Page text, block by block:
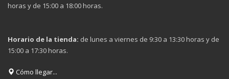
horas y de 15:00 a 18:00 horas.
Horario de la tienda: de lunes a viernes de 9:30 a 13:30 horas y de
15:00 a 17:30 horas.
Cómo llegar...